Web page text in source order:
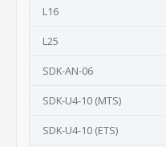
L16
L25
SDK-AN-06
SDK-U4-10 (MTS)
SDK-U4-10 (ETS)